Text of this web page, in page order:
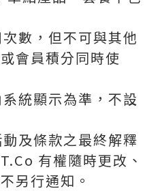
數，但不可與其他
會員積分同時使
統顯示為準，不設
及條款之最終解釋
有權隨時更改、
另行通知。